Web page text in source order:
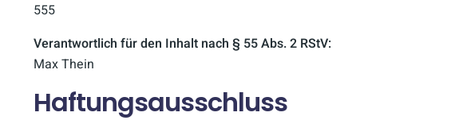
555
Verantwortlich für den Inhalt nach § 55 Abs. 2 RStV:
Max Thein
Haftungsausschluss